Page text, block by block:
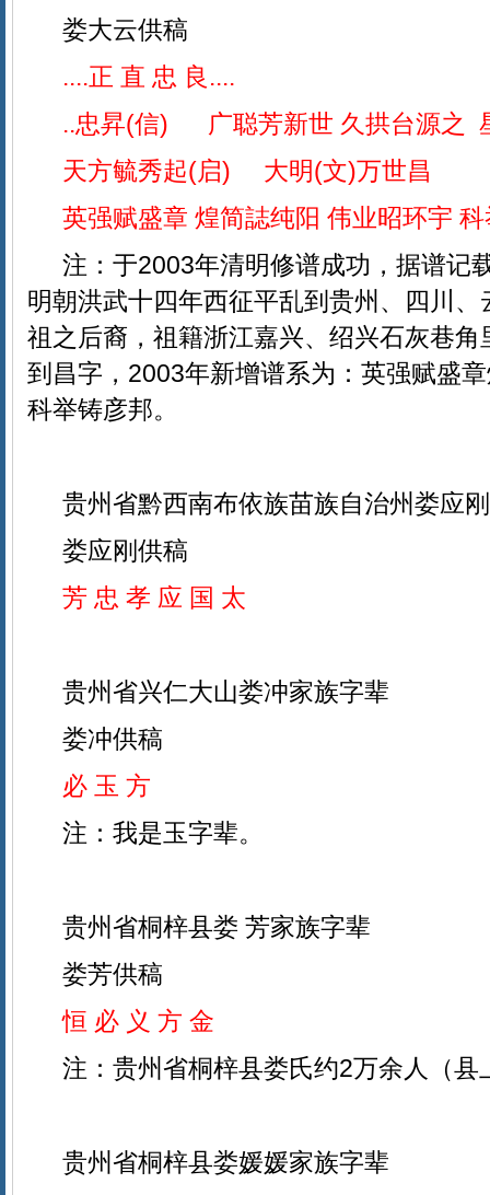
娄大云供稿
....正 直 忠 良....
..忠昇(信) 广聪芳新世 久拱台源之
天方毓秀起(启) 大明(文)万世昌
英强赋盛章 煌简誌纯阳 伟业昭环宇
注：于2003年清明修谱成功，据谱记
明朝洪武十四年西征平乱到 贵州、四川、
祖之后裔，祖籍浙江嘉兴、绍兴石灰巷角
到昌字，2003年新增谱系为：英强赋盛
科举铸彦邦。
贵州省黔西南布依族苗族自治州娄应
娄应刚供稿
芳 忠 孝 应 国 太
贵州省兴仁大山娄冲家族字辈
娄冲供稿
必 玉 方
注：我是玉字辈。
贵州省桐梓县娄 芳家族字辈
娄芳供稿
恒 必 义 方 金
注：贵州省桐梓县娄氏约2万余人（县
贵州省桐梓县娄媛媛家族字辈